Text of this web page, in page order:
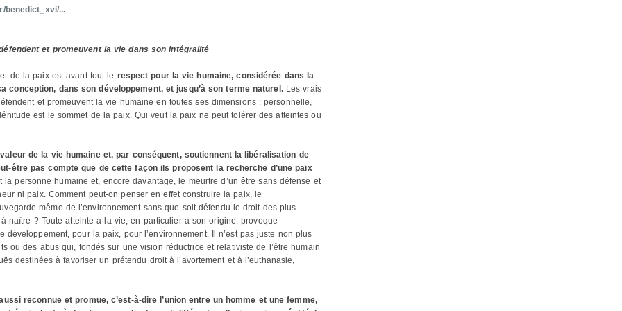
benedict_xvi/...
et promeuvent la vie dans son intégralité
de la paix est avant tout le respect pour la vie humaine, considérée dans la
dans son développement, et jusqu’à son terme naturel.Les vrais
et promeuvent la vie humaine en toutes ses dimensions : personnelle,
est le sommet de la paix. Qui veut la paix ne peut tolérer des atteintes ou
de la vie humaine et, par conséquent, soutiennent la libéralisation de
être pas compte que de cette façon ils proposent la recherche d’une paix
personne humaine et, encore davantage, le meurtre d’un être sans défense et
ni paix. Comment peut-on penser en effet construire la paix, le
même de l’environnement sans que soit défendu le droit des plus
naître ? Toute atteinte à la vie, en particulier à son origine, provoque
pour la paix, pour l’environnement. Il n’est pas juste non plus
ou des abus qui, fondés sur une vision réductrice et relativiste de l’être humain
destinées à favoriser un prétendu droit à l’avortement et à l’euthanasie,
reconnue et promue, c’est-à-dire l’union entre un homme et une femme,